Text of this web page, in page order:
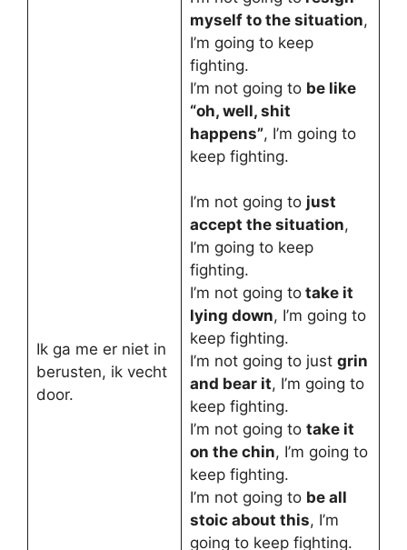
Ik ga me er niet in
berusten, ik vecht
door.
myself to the situation,
I’m going to keep
fighting.
I’m not going to be like
“oh, well, shit
happens”, I’m going to
keep fighting.
I’m not going to just
accept the situation,
I’m going to keep
fighting.
I’m not going totake it
lying down, I’m going to
keep fighting.
I’m not going to just grin
and bear it, I’m going to
keep fighting.
I’m not going to take it
on the chin, I’m going to
keep fighting.
I’m not going to be all
stoic about this, I’m
going to keep fighting.